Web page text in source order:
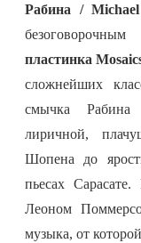
Рабина /
пластинка
сложнейших
смычка Рабина
лиричной,
Шопена до
пьесах
Леоном
музыка, от